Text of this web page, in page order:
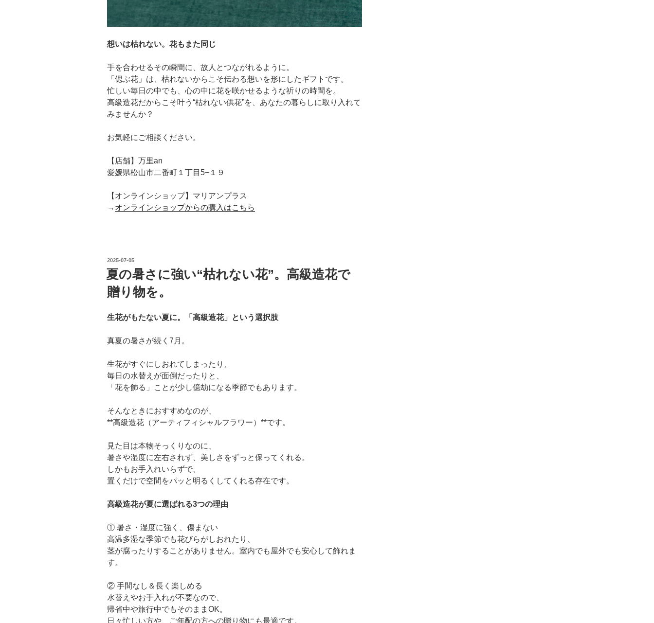
想いは枯れない。花もまた同じ
手を合わせるその瞬間に、故人とつながれるように。
「偲ぶ花」は、枯れないからこそ伝わる想いを形にしたギフトです。
忙しい毎日の中でも、心の中に花を咲かせるような祈りの時間を。
高級造花だからこそ叶う“枯れない供花”を、あなたの暮らしに取り入れて
みませんか？
お気軽にご相談ください。
【店舗】万里an
愛媛県松山市二番町１丁目5−１９
【オンラインショップ】マリアンプラス
→ オンラインショップからの購入はこちら
投
稿
日:
2025-07-05
夏の暑さに強い“枯れない花”。高級造花で
贈り物を。
生花がもたない夏に。「高級造花」という選択肢
真夏の暑さが続く7月。
生花がすぐにしおれてしまったり、
毎日の水替えが面倒だったりと、
「花を飾る」ことが少し億劫になる季節でもあります。
そんなときにおすすめなのが、
**高級造花（アーティフィシャルフラワー）**です。
見た目は本物そっくりなのに、
暑さや湿度に左右されず、美しさをずっと保ってくれる。
しかもお手入れいらずで、
置くだけで空間をパッと明るくしてくれる存在です。
高級造花が夏に選ばれる3つの理由
① 暑さ・湿度に強く、傷まない
高温多湿な季節でも花びらがしおれたり、
茎が腐ったりすることがありません。室内でも屋外でも安心して飾れま
す。
② 手間なし＆長く楽しめる
水替えやお手入れが不要なので、
帰省中や旅行中でもそのままOK。
日々忙しい方や、ご年配の方への贈り物にも最適です。